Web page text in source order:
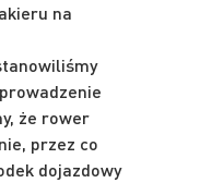
na
że rower
przez co
dojazdowy